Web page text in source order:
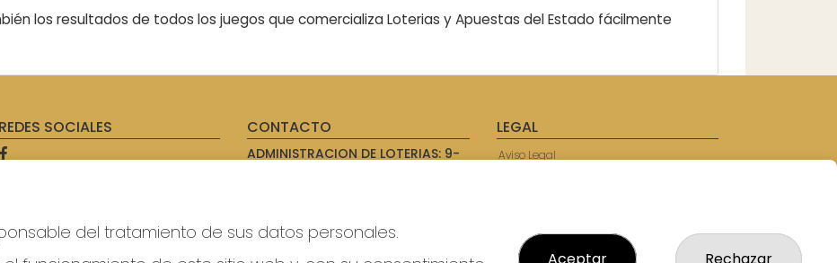
los resultados de todos los juegos que comercializa Loterias y Apuestas del Estado fácilmente
REDES SOCIALES CONTACTO
ADMINISTRACION DE LOTERIAS: 9-
WhatsApp
614069067
info@laxanadorada.com
LEGAL
Aviso Legal
Tienda de Lotería Nacional
Juego responsable. Solo mayores de
del tratamiento de sus datos personales.